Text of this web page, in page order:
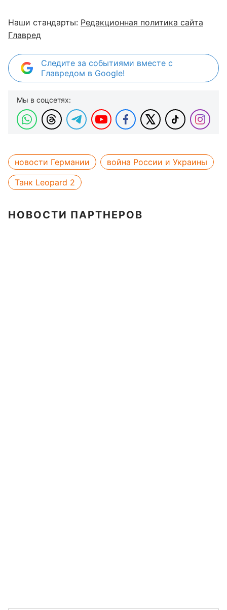
Наши стандарты: Редакционная политика сайта
Главред
Следите за событиями вместе с
Главредом в Google!
Мы в соцсетях:
новости Германии
война России и Украины
Танк Leopard 2
НОВОСТИ ПАРТНЕРОВ